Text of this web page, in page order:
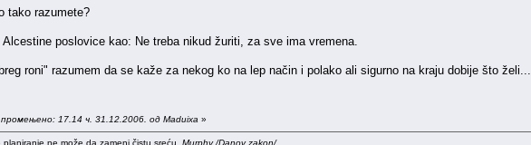
tako razumete?
poslovice kao: Ne treba nikud žuriti, za sve ima vremena.
roni" razumem da se kaže za nekog ko na lep način i polako ali sigurno na kraju dobije što
17.14 ч. 31.12.2006. од Maduixa »
planiranje ne može da zameni čistu sreću. Murphy /Danov zakon/